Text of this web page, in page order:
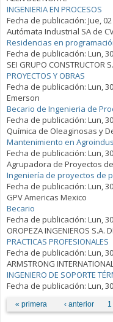
INGENIERIA EN PROCESOS
Fecha de publicación: Jue,
Autómata Industrial SA de
Residencias en
Fecha de publicación: Lun,
SEI GRUPO CONSTRUCTOR
PROYECTOS Y OBRAS
Fecha de publicación: Lun,
Emerson
Becario de Ingenieria de
Fecha de publicación: Lun,
Química de Oleaginosas y
Mantenimiento en
Fecha de publicación: Lun,
Agrupadora de Proyectos
Ingeniería de proyectos de
Fecha de publicación: Lun,
GPV Americas Mexico
Becario
Fecha de publicación: Lun,
OROPEZA INGENIEROS S.A.
PRACTICAS PROFESIONALES
Fecha de publicación: Lun,
ARMSTRONG
INGENIERO DE SOPORTE
Fecha de publicación: Lun,
Páginas
« primera ‹ anterior 1